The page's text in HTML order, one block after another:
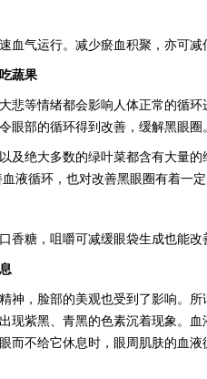
气运行。减少瘀血积聚，亦可减
蔬果
等情绪都会影响人体正常的循环
眼部的循环得到改善，缓解黑眼圈
绝大多数的绿叶菜都含有大量的
液循环，也对改善黑眼圈有着一定
糖，咀嚼可减缓眼袋生成也能改
，脸部的美观也受到了影响。所
现紫黑、青黑的色素沉着现象。
而不给它休息时，眼周肌肤的血